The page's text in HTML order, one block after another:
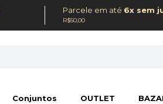
Parcele em até 6x sem
R$50,00
Conjuntos OUTLET